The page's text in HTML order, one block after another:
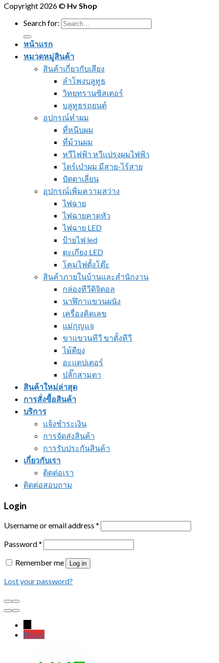
Copyright 2026 © Hv Shop
Search for:
หน้าแรก
หมวดหมู่สินค้า
สินค้าเกี่ยวกับเสียง
ลำโพงบลูทูธ
วิทยุทรานซิสเตอร์
บลูทูธรถยนต์
อุปกรณ์ทำผม
ที่หนีบผม
ที่ม้วนผม
หวีไฟฟ้า หวีแปรงผมไฟฟ้า
ไดร์เป่าผม มีสาย-ไร้สาย
ปัตตาเลี่ยน
อุปกรณ์เพิ่มความสว่าง
ไฟฉาย
ไฟฉายคาดหัว
ไฟฉาย LED
ป้ายไฟ led
ตะเกียง LED
โคมไฟตั้งโต๊ะ
สินค้าภายในบ้านและสำนักงาน
กล่องทีวีดิจิตอล
นาฬิกาแขวนผนัง
เครื่องคิดเลข
แม่กุญแจ
ขาแขวนทีวี ขาตั้งทีวี
ไม้ตียุง
อะแดปเตอร์
ปลั๊กสามตา
สินค้าใหม่ล่าสุด
การสั่งซื้อสินค้า
บริการ
แจ้งชำระเงิน
การจัดส่งสินค้า
การรับประกันสินค้า
เกี่ยวกับเรา
ติดต่อเรา
ติดต่อสอบถาม
Login
Username or email address *
Password*
Remember me
Log in
Lost your password?
Phone